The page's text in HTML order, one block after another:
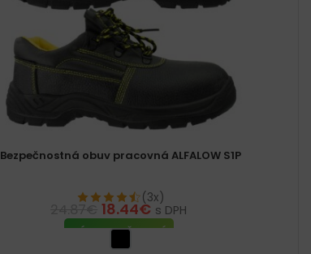
Bezpečnostná obuv pracovná ALFALOW S1P
(3x)
18.44€ s DPH
VÝBER MOŽNOSTÍ